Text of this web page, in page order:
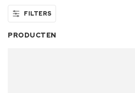
FILTERS
PRODUCTEN